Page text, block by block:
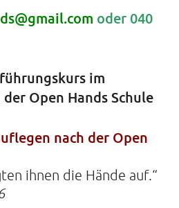
oder 040
im
Open Hands Schule
nach der Open
ihnen die Hände auf.“